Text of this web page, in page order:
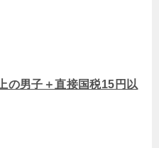
の男子＋直接国税15円以